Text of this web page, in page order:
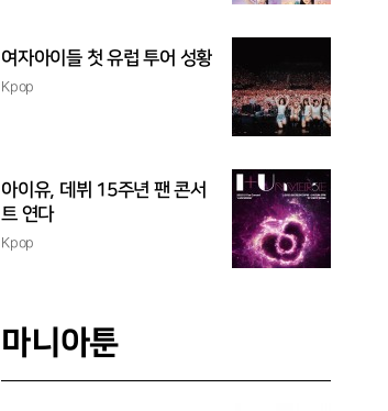
여자아이들 첫 유럽 투어 성황
Kpop
아이유, 데뷔 15주년 팬 콘서
트 연다
Kpop
마니아툰